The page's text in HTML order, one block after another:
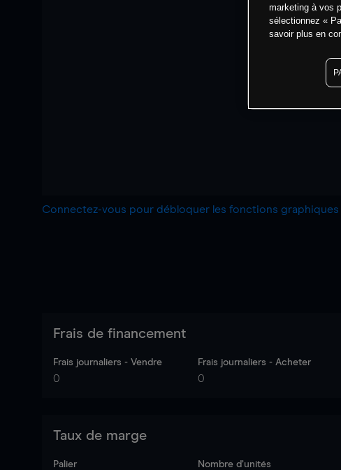
Connectez-vous pour débloquer les fonctions graphiques
Frais de financement
Frais journaliers - Vendre
0
Frais journaliers - Acheter
0
Taux de marge
Palier Nombre d’unités
marketing à vos
sélectionnez «
savoir plus en